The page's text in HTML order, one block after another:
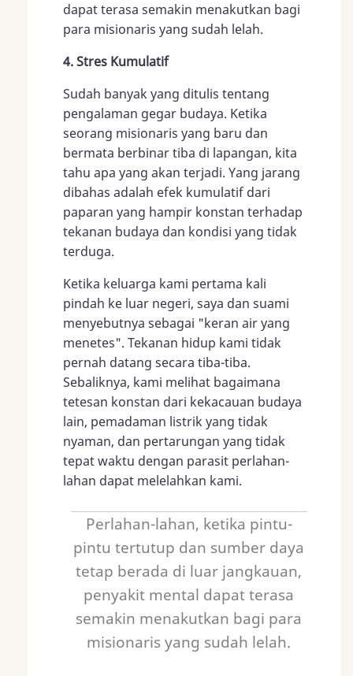
dapat terasa semakin menakutkan bagi
para misionaris yang sudah lelah.
4. Stres Kumulatif
Sudah banyak yang ditulis tentang
pengalaman gegar budaya. Ketika
seorang misionaris yang baru dan
bermata berbinar tiba di lapangan, kita
tahu apa yang akan terjadi. Yang jarang
dibahas adalah efek kumulatif dari
paparan yang hampir konstan terhadap
tekanan budaya dan kondisi yang tidak
terduga.
Ketika keluarga kami pertama kali
pindah ke luar negeri, saya dan suami
menyebutnya sebagai "keran air yang
menetes". Tekanan hidup kami tidak
pernah datang secara tiba-tiba.
Sebaliknya, kami melihat bagaimana
tetesan konstan dari kekacauan budaya
lain, pemadaman listrik yang tidak
nyaman, dan pertarungan yang tidak
tepat waktu dengan parasit perlahan-
lahan dapat melelahkan kami.
Perlahan-lahan, ketika pintu-
pintu tertutup dan sumber daya
tetap berada di luar jangkauan,
penyakit mental dapat terasa
semakin menakutkan bagi para
misionaris yang sudah lelah.